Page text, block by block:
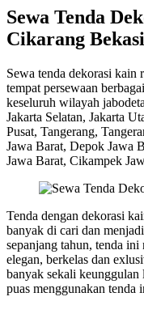
Sewa Tenda
Cikarang Bekasi
Sewa tenda dekorasi kain
tempat persewaan
keseluruh wilayah
Jakarta Selatan, Jakarta
Pusat, Tangerang,
Jawa Barat, Depok Jawa
Jawa Barat, Cikampek
Tenda dengan dekorasi
banyak di cari dan
sepanjang tahun, tenda
elegan, berkelas dan
banyak sekali keunggulan
puas menggunakan tenda